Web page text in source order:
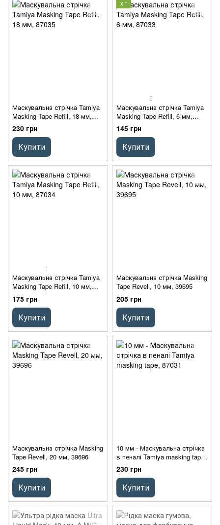
Маскувальна стрічка Tamiya
Masking Tape Refill, 18 мм,
87035
230 грн
Купити
ХІТ
2
Маскувальна стрічка Tamiya
Masking Tape Refill, 6 мм,
87033
145 грн
Купити
1
Маскувальна стрічка Tamiya
Masking Tape Refill, 10 мм,
87034
175 грн
Купити
Маскувальна стрічка Masking
Tape Revell, 10 мм, 39695
205 грн
Купити
Маскувальна стрічка Masking
Tape Revell, 20 мм, 39696
245 грн
Купити
10 мм - Маскувальна стрічка
в пеналі Tamiya masking tape,
87031
230 грн
Купити